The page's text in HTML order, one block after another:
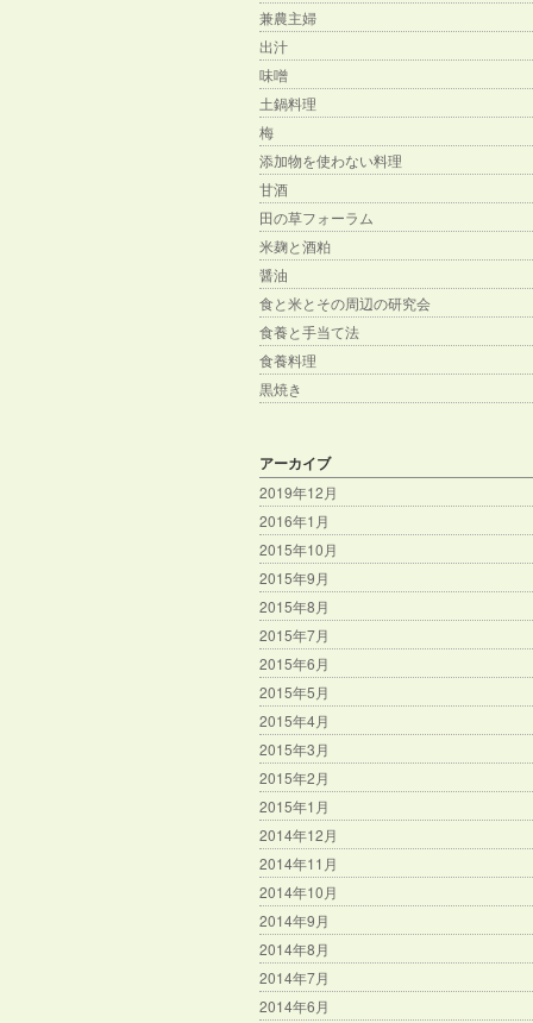
兼農主婦
出汁
味噌
土鍋料理
梅
添加物を使わない料理
甘酒
田の草フォーラム
米麹と酒粕
醤油
食と米とその周辺の研究会
食養と手当て法
食養料理
黒焼き
アーカイブ
2019年12月
2016年1月
2015年10月
2015年9月
2015年8月
2015年7月
2015年6月
2015年5月
2015年4月
2015年3月
2015年2月
2015年1月
2014年12月
2014年11月
2014年10月
2014年9月
2014年8月
2014年7月
2014年6月